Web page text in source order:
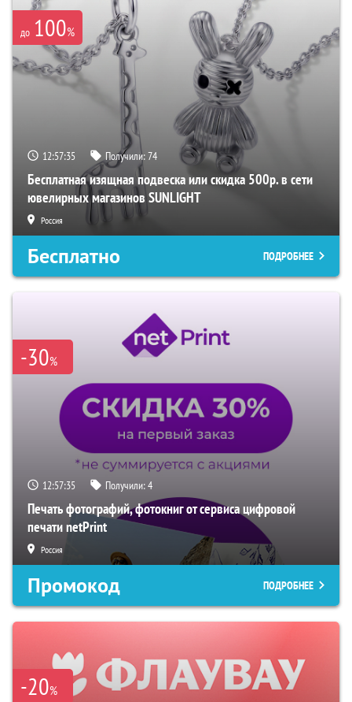
до 100%
12:57:34 Получили:74
Бесплатная изящная подвеска или скидка 500р. в сети
ювелирных магазинов SUNLIGHT
Россия
Бесплатно ПОДРОБНЕЕ
-30%
12:57:34 Получили:4
Печать фотографий, фотокниг от сервиса цифровой
печати netPrint
Россия
Промокод ПОДРОБНЕЕ
-20%